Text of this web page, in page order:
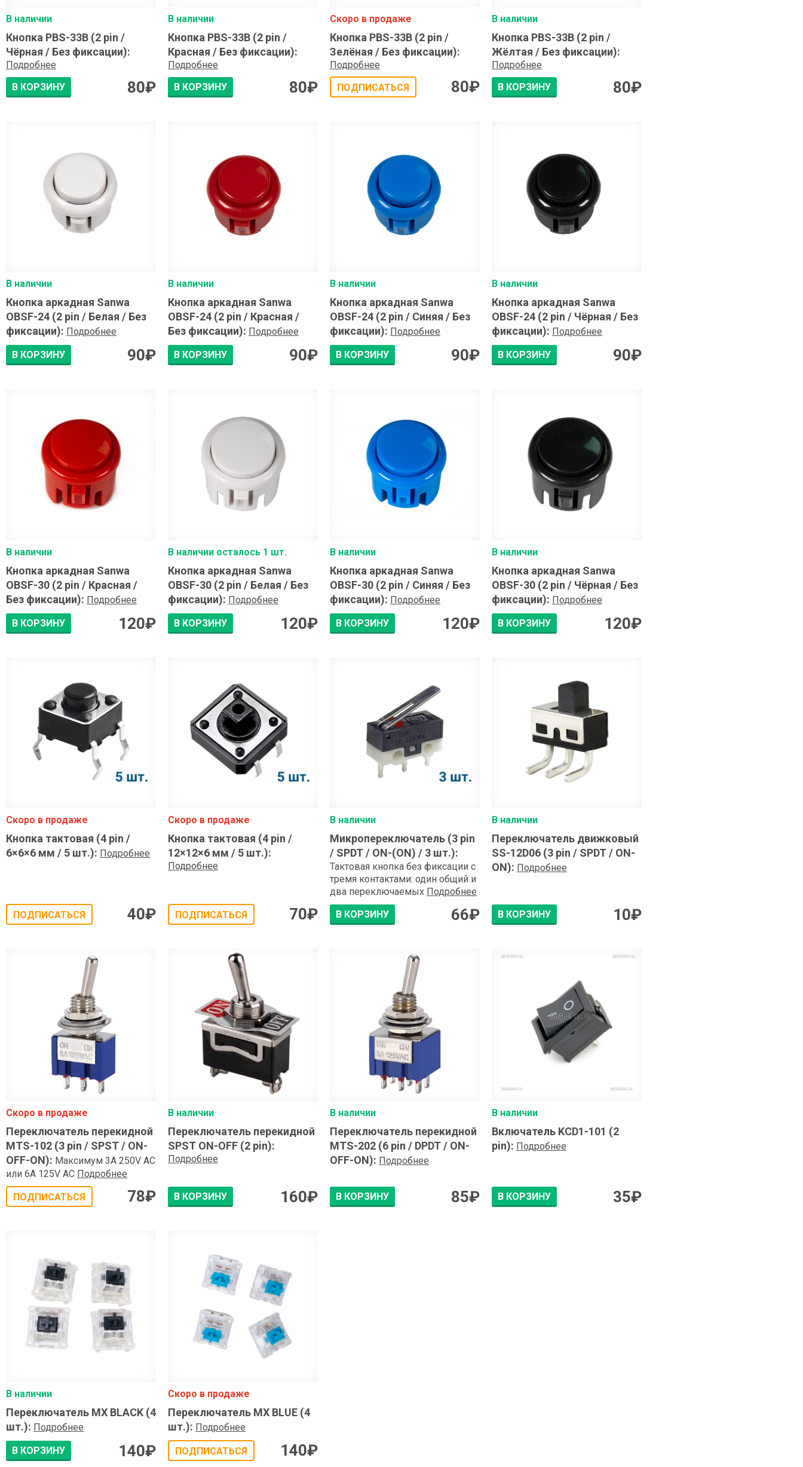
В наличии
Кнопка PBS-33B (2 pin /
Чёрная / Без фиксации):
Подробнее
В КОРЗИНУ
80₽
В наличии
Кнопка PBS-33B (2 pin /
Красная / Без фиксации):
Подробнее
В КОРЗИНУ
80₽
Скоро в продаже
Кнопка PBS-33B (2 pin /
Зелёная / Без фиксации):
Подробнее
ПОДПИСАТЬСЯ
80₽
В наличии
Кнопка PBS-33B (2 pin /
Жёлтая / Без фиксации):
Подробнее
В КОРЗИНУ
80₽
В наличии
Кнопка аркадная Sanwa
OBSF-24 (2 pin / Белая / Без
фиксации): Подробнее
В КОРЗИНУ 90₽
В наличии
Кнопка аркадная Sanwa
OBSF-24 (2 pin / Красная /
Без фиксации): Подробнее
В КОРЗИНУ 90₽
В наличии
Кнопка аркадная Sanwa
OBSF-24 (2 pin / Синяя / Без
фиксации): Подробнее
В КОРЗИНУ 90₽
В наличии
Кнопка аркадная Sanwa
OBSF-24 (2 pin / Чёрная / Без
фиксации): Подробнее
В КОРЗИНУ 90₽
В наличии
Кнопка аркадная Sanwa
OBSF-30 (2 pin / Красная /
Без фиксации): Подробнее
В КОРЗИНУ 120₽
В наличии осталось 1 шт.
Кнопка аркадная Sanwa
OBSF-30 (2 pin / Белая / Без
фиксации): Подробнее
В КОРЗИНУ 120₽
В наличии
Кнопка аркадная Sanwa
OBSF-30 (2 pin / Синяя / Без
фиксации): Подробнее
В КОРЗИНУ 120₽
В наличии
Кнопка аркадная Sanwa
OBSF-30 (2 pin / Чёрная / Без
фиксации): Подробнее
В КОРЗИНУ 120₽
Скоро в продаже
Кнопка тактовая (4 pin /
6×6×6 мм / 5 шт.): Подробнее
ПОДПИСАТЬСЯ 40₽
Скоро в продаже
Кнопка тактовая (4 pin /
12×12×6 мм / 5 шт.):
Подробнее
ПОДПИСАТЬСЯ 70₽
В наличии
Микропереключатель (3 pin
/ SPDT / ON-(ON) / 3 шт.):
Тактовая кнопка без фиксации с
тремя контактами: один общий и
два переключаемых Подробнее
В КОРЗИНУ
66₽
В наличии
Переключатель движковый
SS-12D06 (3 pin / SPDT / ON-
ON): Подробнее
В КОРЗИНУ 10₽
Скоро в продаже
Переключатель перекидной
MTS-102 (3 pin / SPST / ON-
OFF-ON): Максимум 3A 250V AC
или 6A 125V AC Подробнее
ПОДПИСАТЬСЯ 78₽
В наличии
Переключатель перекидной
SPST ON-OFF (2 pin):
Подробнее
В КОРЗИНУ 160₽
В наличии
Переключатель перекидной
MTS-202 (6 pin / DPDT / ON-
OFF-ON): Подробнее
В КОРЗИНУ 85₽
В наличии
Включатель KCD1-101 (2
pin): Подробнее
В КОРЗИНУ 35₽
В наличии
Переключатель MX BLACK (4
шт.): Подробнее
В КОРЗИНУ 140₽
Скоро в продаже
Переключатель MX BLUE (4
шт.): Подробнее
ПОДПИСАТЬСЯ 140₽